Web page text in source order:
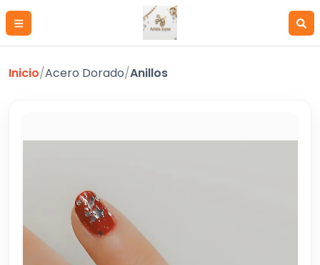
Inicio/Acero Dorado/Anillos